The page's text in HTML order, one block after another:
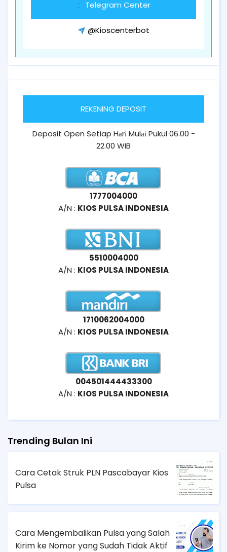
Telegram Center
@Kioscenterbot
REKENING DEPOSIT
Deposit Open Setiap Hаrі Mulаі Pukul 06.00 -
22.00 WIB
1777004000
A/N : KIOS PULSA INDONESIA
5510004000
A/N : KIOS PULSA INDONESIA
1710062004000
A/N : KIOS PULSA INDONESIA
004501444433300
A/N : KIOS PULSA INDONESIA
Trending Bulan Ini
Cara Cetak Struk PLN Pascabayar Kios
Pulsa
Cara Mengembalikan Pulsa yang Salah
Kirim ke Nomor yang Sudah Tidak Aktif